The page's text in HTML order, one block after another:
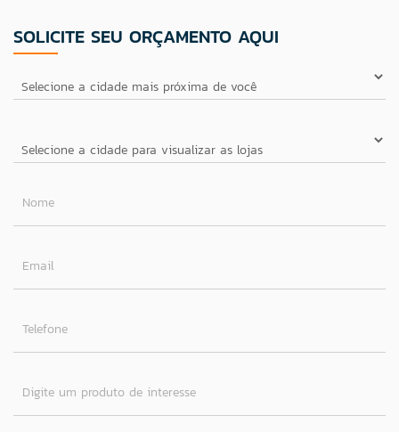
SOLICITE SEU ORÇAMENTO AQUI
Nome
Email
Telefone
Digite um produto de interesse